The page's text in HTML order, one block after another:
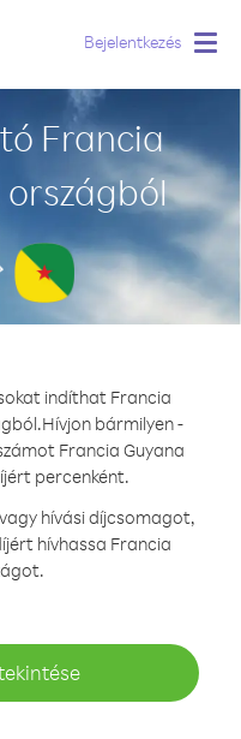
Bejelentkezés
Francia
országból
indíthat Francia
Hívjon bármilyen -
Francia Guyana
percenként.
hívási díjcsomagot,
hívhassa Francia